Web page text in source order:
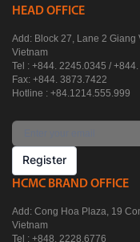
HEAD OFFICE
Add: Block 27, Lane 2 Giang
Vietnam
Tel : +844. 2245.0345 /
Fax: +844. 3873.7422
Hotline : +84.1214.555.999
Register
HCMC BRAND OFFICE
Add: Cong Hoa Plaza, 19
Vietnam
Tel : +848. 2228.6776